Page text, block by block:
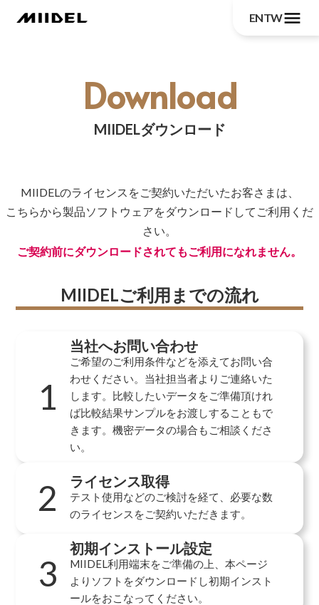
Download
MIIDELダウンロード
MIIDELのライセンスをご契約いただいたお客さまは、
こちらから製品ソフトウェアをダウンロードしてご利用くだ
さい。
ご契約前にダウンロードされてもご利用になれません。
MIIDELご利用までの流れ
1
当社へお問い合わせ
ご希望のご利用条件などを添えてお問い合
わせください。当社担当者よりご連絡いた
します。比較したいデータをご準備頂けれ
ば比較結果サンプルをお渡しすることもで
きます。機密データの場合もご相談くださ
い。
2 ライセンス取得
テスト使用などのご検討を経て、必要な数
のライセンスをご契約いただきます。
3
初期インストール設定
MIIDEL利用端末をご準備の上、本ページ
よりソフトをダウンロードし初期インスト
ールをおこなってください。
ENTWmenu